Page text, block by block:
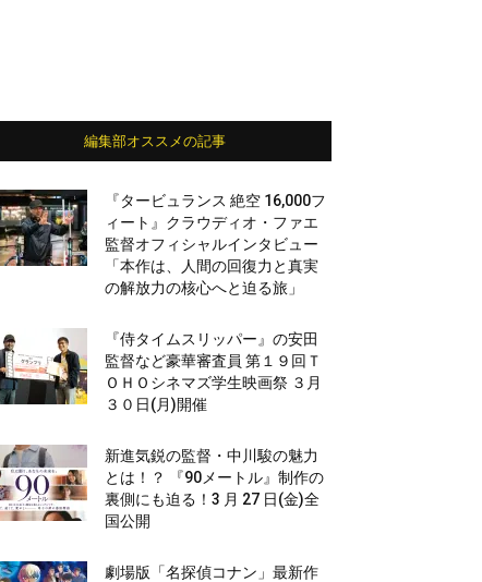
編集部オススメの記事
『タービュランス 絶空 16,000フ
ィート』クラウディオ・ファエ
監督オフィシャルインタビュー
「本作は、人間の回復力と真実
の解放力の核心へと迫る旅」
『侍タイムスリッパー』の安田
監督など豪華審査員 第１９回Ｔ
ＯＨＯシネマズ学生映画祭 ３月
３０日(月)開催
新進気鋭の監督・中川駿の魅力
とは！？ 『90メートル』制作の
裏側にも迫る！3 月 27 日(金)全
国公開
劇場版「名探偵コナン」最新作